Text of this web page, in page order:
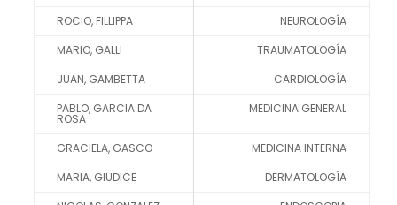
ROCIO, FILLIPPA
NEUROLOGÍA
MARIO, GALLI
TRAUMATOLOGÍA
JUAN, GAMBETTA
CARDIOLOGÍA
PABLO, GARCIA DA
ROSA
MEDICINA GENERAL
GRACIELA, GASCO
MEDICINA INTERNA
MARIA, GIUDICE
DERMATOLOGÍA